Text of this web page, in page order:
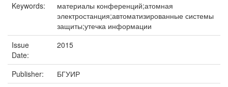
Keywords:
материалы конференций;атомная
электростанция;автоматизированные системы
защиты;утечка информации
Issue
Date:
2015
Publisher:
БГУИР